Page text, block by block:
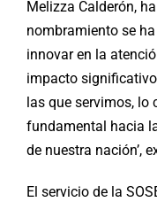
Melizza Calderón,
nombramiento se
innovar en la
impacto
las que servimos, lo
fundamental hacia
de nuestra nación’,
El servicio de la